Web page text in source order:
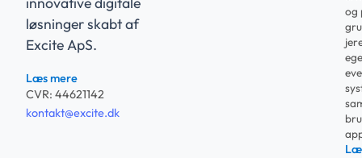
løsninger skabt af
Excite ApS.
Læs mere
CVR: 44621142
kontakt@excite.dk
og